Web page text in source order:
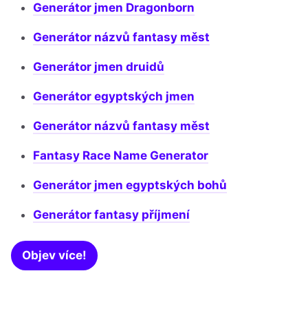
Generátor jmen Dragonborn
Generátor názvů fantasy měst
Generátor jmen druidů
Generátor egyptských jmen
Generátor názvů fantasy měst
Fantasy Race Name Generator
Generátor jmen egyptských bohů
Generátor fantasy příjmení
Objev více!